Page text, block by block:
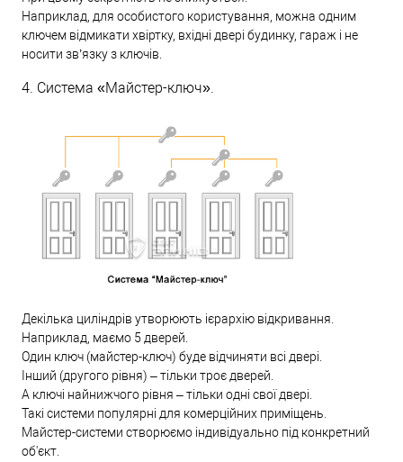
Наприклад, для особистого користування, можна одним
ключем відмикати хвіртку, вхідні двері будинку, гараж і не
носити зв’язку з ключів.
4. Система «Майстер-ключ».
Декілька циліндрів утворюють ієрархію відкривання.
Наприклад, маємо 5 дверей.
Один ключ (майстер-ключ) буде відчиняти всі двері.
Інший (другого рівня) – тільки троє дверей.
А ключі найнижчого рівня – тільки одні свої двері.
Такі системи популярні для комерційних приміщень.
Майстер-системи створюємо індивідуально під конкретний
об'єкт.